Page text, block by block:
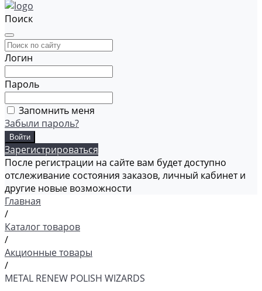
Поиск
Логин
Пароль
Запомнить меня
Забыли пароль?
Зарегистрироваться
После регистрации на сайте вам будет доступно
отслеживание состояния заказов, личный кабинет и
другие новые возможности
Главная
/
Каталог товаров
/
Акционные товары
/
METAL RENEW POLISH WIZARDS